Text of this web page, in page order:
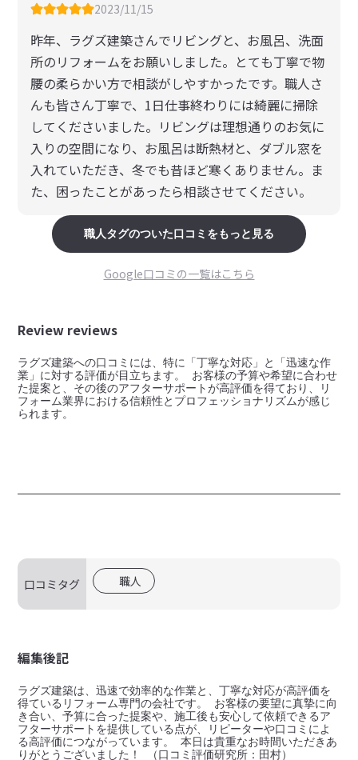
2023/11/15
昨年、ラグズ建築さんでリビングと、お風呂、洗面
所のリフォームをお願いしました。とても丁寧で物
腰の柔らかい方で相談がしやすかったです。職人さ
んも皆さん丁寧で、1日仕事終わりには綺麗に掃除
してくださいました。リビングは理想通りのお気に
入りの空間になり、お風呂は断熱材と、ダブル窓を
入れていただき、冬でも昔ほど寒くありません。ま
た、困ったことがあったら相談させてください。
職人タグのついた口コミをもっと見る
Google口コミの一覧はこちら
Review reviews
ラグズ建築への口コミには、特に「丁寧な対応」と「迅速な作
業」に対する評価が目立ちます。 お客様の予算や希望に合わせ
た提案と、その後のアフターサポートが高評価を得ており、リ
フォーム業界における信頼性とプロフェッショナリズムが感じ
られます。
口コミタグ 職人
編集後記
ラグズ建築は、迅速で効率的な作業と、丁寧な対応が高評価を
得ているリフォーム専門の会社です。 お客様の要望に真摯に向
き合い、予算に合った提案や、施工後も安心して依頼できるア
フターサポートを提供している点が、リピーターや口コミによ
る高評価につながっています。 本日は貴重なお時間いただきあ
りがとうございました！ （口コミ評価研究所：田村）